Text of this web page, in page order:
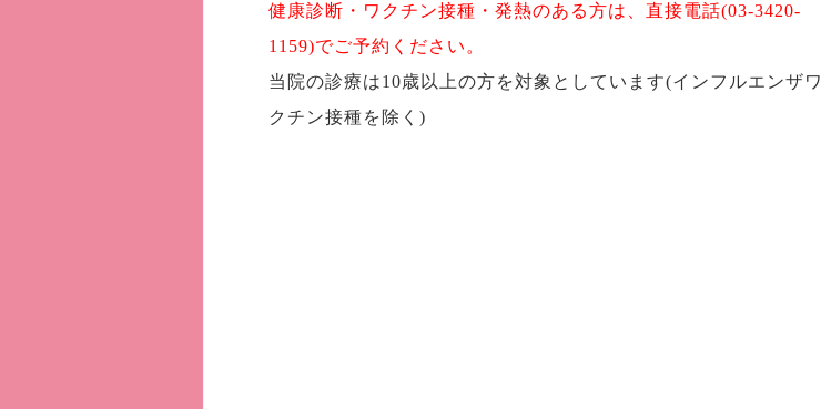
健康診断・ワクチン接種・発熱のある方は、直接電話(03-3420-
1159)でご予約ください。
当院の診療は10歳以上の方を対象としています(インフルエンザワ
クチン接種を除く)